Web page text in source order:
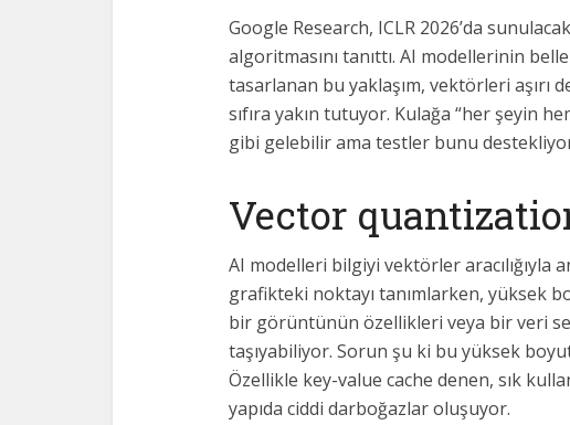
Google Research, ICLR 2026’da
algoritmasını tanıttı. AI modellerinin
tasarlanan bu yaklaşım, vektörleri aşırı
sıfıra yakın tutuyor. Kulağa “her şeyin
gibi gelebilir ama testler bunu
Vector
AI modelleri bilgiyi vektörler aracılığıyla
grafikteki noktayı tanımlarken, yüksek
bir görüntünün özellikleri veya bir veri
taşıyabiliyor. Sorun şu ki bu yüksek
Özellikle key-value cache denen, sık
yapıda ciddi darboğazlar oluşuyor.